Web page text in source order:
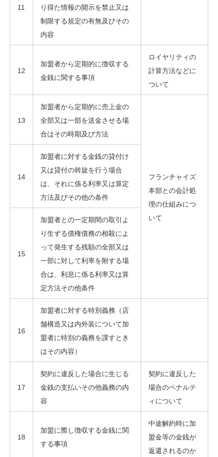
11
り得た情報の開示を禁止又は
制限する規定の有無及びその
内容
12
加盟者から定期的に徴収する
金銭に関する事項
ロイヤリティの
計算方法などに
ついて
13
加盟者から定期的に売上金の
全部又は一部を送金させる場
合はその時期及び方法
フランチャイズ
本部との会計処
理の仕組みにつ
いて
14
加盟者に対する金銭の貸付け
又は貸付の斡旋を行う場合
は、それに係る利率又は算定
方法及びその他の条件
15
加盟者との一定期間の取引よ
り生ずる債権債務の相殺によ
って発生する残額の全部又は
一部に対して利率を附する場
合は、利息に係る利率又は算
定方法その他条件
16
加盟者に対する特別義務（店
舗構造又は内外装について加
盟者に特別の義務を課すとき
はその内容）
17
契約に違反した場合に生じる
金銭の支払いその他義務の内
容
契約に違反した
場合のペナルテ
ィについて
18
加盟に際し徴収する金銭に関
する事項
中途解約時に加
盟金等の金銭が
返還されるのか